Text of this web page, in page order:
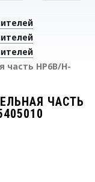
часть HP6B/H-
ЧАСТЬ